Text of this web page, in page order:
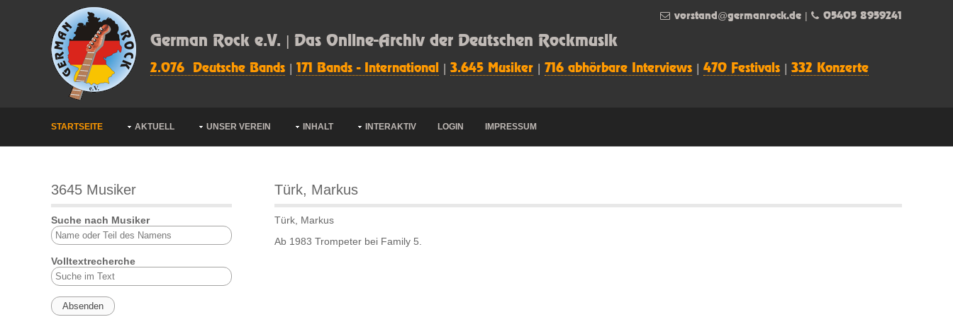
German Rock e.V. | Das Online-Archiv der Deutschen Rockmusik
2.076 Deutsche Bands 171 Bands - International 3.645 Musiker 716 abhörbare Interviews 470 Festivals 332 Konzerte
vorstand@germanrock.de 05405 8959241
STARTSEITE AKTUELL UNSER VEREIN INHALT INTERAKTIV LOGIN IMPRESSUM
3645 Musiker
Suche nach Musiker
Volltextrecherche
Türk, Markus
Türk, Markus
Ab 1983 Trompeter bei Family 5.